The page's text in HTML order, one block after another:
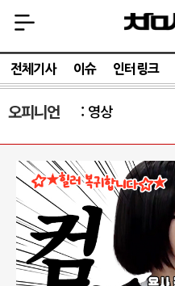
전체기사 이슈 인터링크
오피니언 영상